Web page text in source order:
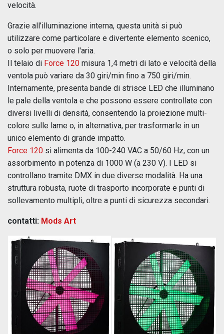
velocità.
Grazie all’illuminazione interna, questa unità si può
utilizzare come particolare e divertente elemento scenico,
o solo per muovere l'aria.
Il telaio di Force 120 misura 1,4 metri di lato e velocità della
ventola può variare da 30 giri/min fino a 750 giri/min.
Internamente, presenta bande di strisce LED che illuminano
le pale della ventola e che possono essere controllate con
diversi livelli di densità, consentendo la proiezione multi-
colore sulle lame o, in alternativa, per trasformarle in un
unico elemento di grande impatto.
Force 120 si alimenta da 100-240 VAC a 50/60 Hz, con un
assorbimento in potenza di 1000 W (a 230 V). I LED si
controllano tramite DMX in due diverse modalità. Ha una
struttura robusta, ruote di trasporto incorporate e punti di
sollevamento multipli, oltre a punti di sicurezza secondari.
contatti: Mods Art